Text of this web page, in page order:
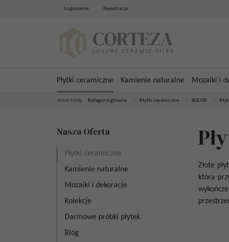
Logowanie Rejestracja
Płytki ceramiczne Kamienie naturalne Mozaiki i
Jesteś tutaj: Kategoria główna Płytki ceramiczne KOLOR
Złote
która
Nasza Oferta
Płytki ceramiczne
Kamienie naturalne
Mozaiki i dekoracje
Kolekcje
Darmowe próbki płytek
Blog